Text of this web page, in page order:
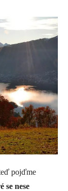
pojďme
se nese